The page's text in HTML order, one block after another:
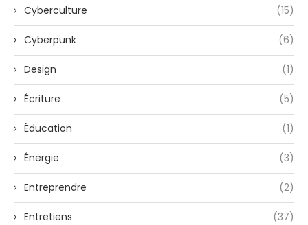
Cyberculture (15)
Cyberpunk (6)
Design (1)
Écriture (5)
Éducation (1)
Énergie (3)
Entreprendre (2)
Entretiens (37)